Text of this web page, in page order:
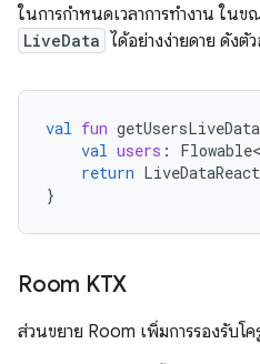
ในการกำหนดเวลาการทำงาน ในข
LiveData ได้อย่างง่ายดาย ดังตั
val fun getUsersLiveData
val users :
return
}
Room KTX
ส่วนขยาย Room เพิ่มการรองรับโ